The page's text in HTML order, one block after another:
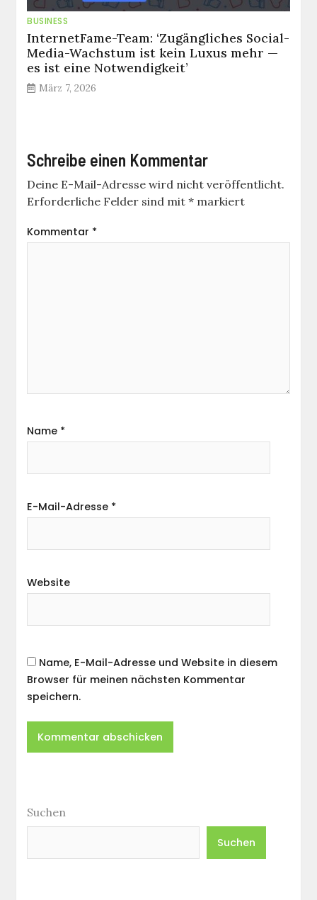
BUSINESS
InternetFame-Team: ‘Zugängliches Social-
Media-Wachstum ist kein Luxus mehr —
es ist eine Notwendigkeit’
März 7, 2026
Schreibe einen Kommentar
Deine E-Mail-Adresse wird nicht veröffentlicht.
Erforderliche Felder sind mit* markiert
Kommentar *
Name *
E-Mail-Adresse *
Website
Name, E-Mail-Adresse und Website in diesem
Browser für meinen nächsten Kommentar
speichern.
Suchen
Suchen